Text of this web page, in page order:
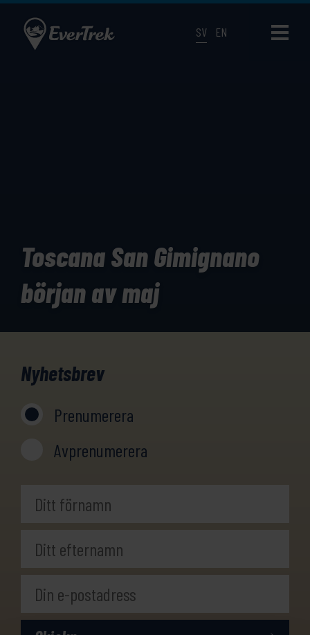
SV EN
Toscana San Gimignano
början av maj
Nyhetsbrev
Prenumerera
Avprenumerera